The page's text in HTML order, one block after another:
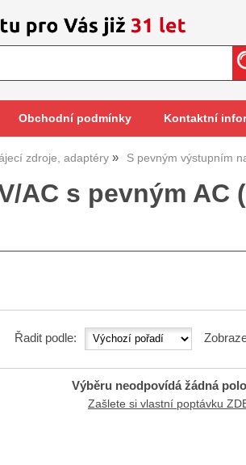
Obchodní podmínky Kontaktní
zdroje, adaptéry S pevným výstupním
AC s pevným
Řadit podle:
Výběru neodpovídá žádná
Zašlete si vlastní poptávku